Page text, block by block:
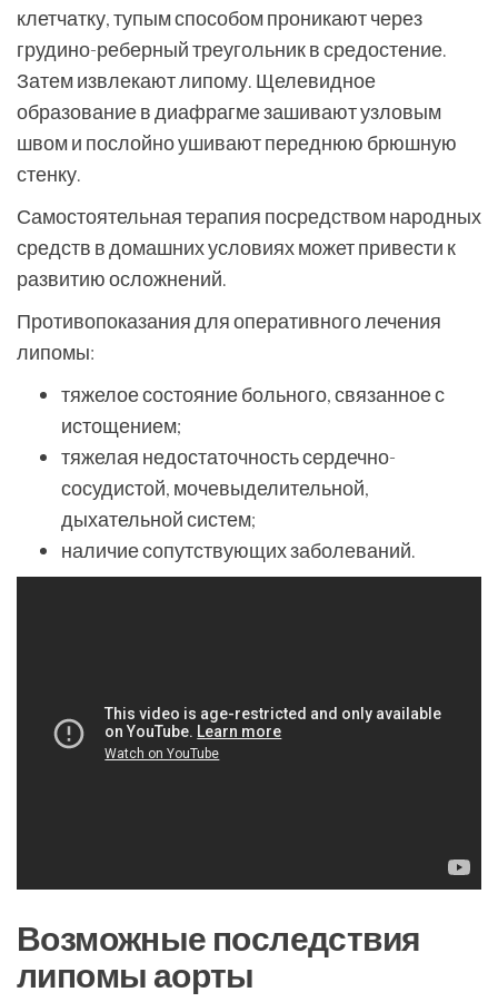
клетчатку, тупым способом проникают через
грудино-реберный треугольник в средостение.
Затем извлекают липому. Щелевидное
образование в диафрагме зашивают узловым
швом и послойно ушивают переднюю брюшную
стенку.
Самостоятельная терапия посредством народных
средств в домашних условиях может привести к
развитию осложнений.
Противопоказания для оперативного лечения
липомы:
тяжелое состояние больного, связанное с
истощением;
тяжелая недостаточность сердечно-
сосудистой, мочевыделительной,
дыхательной систем;
наличие сопутствующих заболеваний.
Возможные последствия
липомы аорты